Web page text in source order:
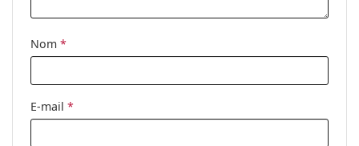
avant l'utilisation.
nettoyage:
Autres
Catégorie:
Marque:
Nom *
E-mail *